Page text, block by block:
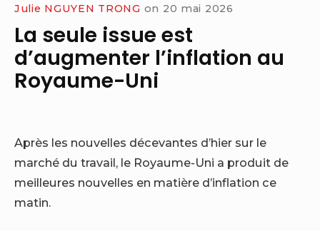
Julie NGUYEN TRONG on 20 mai 2026
La seule issue est
d’augmenter l’inflation au
Royaume-Uni
Après les nouvelles décevantes d’hier sur le
marché du travail, le Royaume-Uni a produit de
meilleures nouvelles en matière d’inflation ce
matin.